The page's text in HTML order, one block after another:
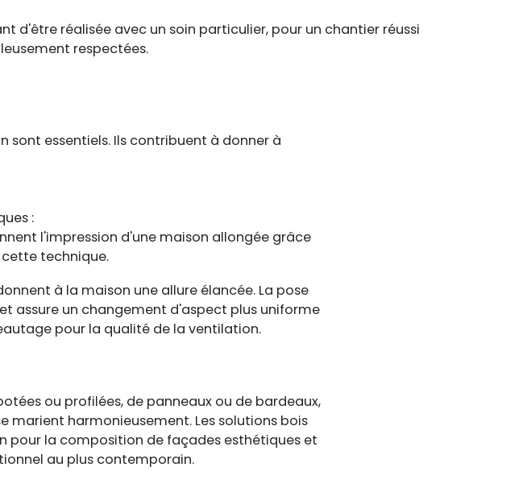
d'être réalisée avec un soin particulier, pour un chantier réussi
respectées.
sont essentiels. Ils contribuent à donner à
:
l'impression d'une maison allongée grâce
technique.
à la maison une allure élancée. La pose
assure un changement d'aspect plus uniforme
pour la qualité de la ventilation.
ou profilées, de panneaux ou de bardeaux,
marient harmonieusement. Les solutions bois
pour la composition de façades esthétiques et
au plus contemporain.